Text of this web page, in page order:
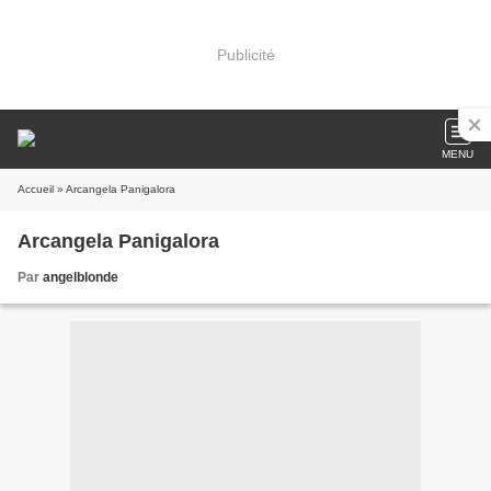
Publicité
MENU
Accueil » Arcangela Panigalora
Arcangela Panigalora
Par angelblonde